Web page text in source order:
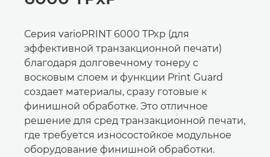
Серия varioPRINT 6000 TPxp (для
эффективной транзакционной печати)
благодаря долговечному тонеру с
восковым слоем и функции Print Guard
создает материалы, сразу готовые к
финишной обработке. Это отличное
решение для сред транзакционной печати,
где требуется износостойкое модульное
оборудование финишной обработки.